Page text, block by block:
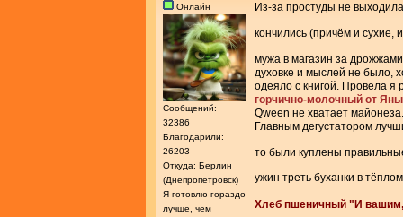
Онлайн
Сообщений:
32386
Благодарили:
26203
Откуда: Берлин
(Днепропетровск)
Я готовлю гораздо
лучше, чем
Из-за простуды не
кончились (причём и сухие,
мужа в магазин за
духовке и мыслей не было,
одеяло с книгой. Провела я
горчично-молочный от Яны
Qween не хватает
Главным дегустатором
то были куплены
ужин треть буханки в
Хлеб пшеничный "И